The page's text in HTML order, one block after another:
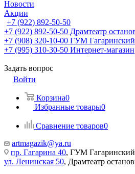
Новости
Акции
+7 (922) 892-50-50
+7 (922) 892-50-50 Драмтеатр
+7 (908) 320-10-00 ГУМ Гагаринский
+7 (995) 310-30-50 Интернет-магазин
Задать вопрос
Войти
Корзина0
Избранные товары0
Сравнение товаров0
artmagazik@ya.ru
пр. Гагарина 40, ГУМ Гагаринский
ул. Ленинская 50, Драмтеатр